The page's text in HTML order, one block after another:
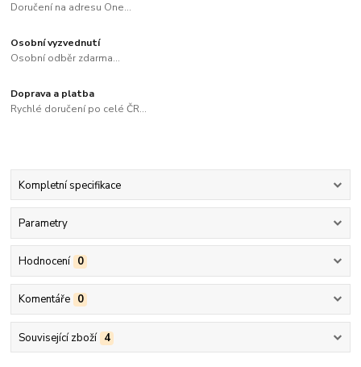
Doručení na adresu One...
Osobní vyzvednutí
Osobní odběr zdarma...
Doprava a platba
Rychlé doručení po celé ČR...
Kompletní specifikace
Parametry
Hodnocení 0
Komentáře 0
Související zboží 4